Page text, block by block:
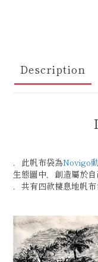
Description
．此帆布袋為Novigo
生態圖中，創造屬於自
．共有四款棲息地帆